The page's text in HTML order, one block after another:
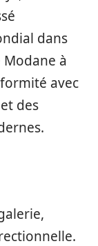
dans
à
avec
des